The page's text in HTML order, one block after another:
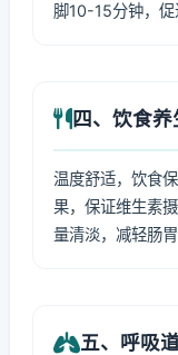
脚10-15分钟，促
四、饮食
温度舒适，饮食
果，保证维生素
量清淡，减轻肠胃
五、呼吸